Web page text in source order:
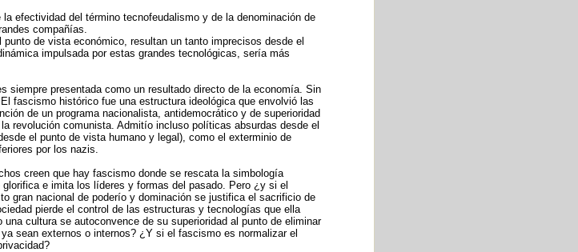
efectividad del término tecnofeudalismo y de la denominación de
compañías.
de vista económico, resultan un tanto imprecisos desde el
impulsada por estas grandes tecnológicas, sería más
siempre presentada como un resultado directo de la economía. Sin
fascismo histórico fue una estructura ideológica que envolvió las
de un programa nacionalista, antidemocrático y de superioridad
revolución comunista. Admitío incluso políticas absurdas desde el
el punto de vista humano y legal), como el exterminio de
por los nazis.
creen que hay fascismo donde se rescata la simbología
e imita los líderes y formas del pasado. Pero ¿y si el
gran nacional de poderío y dominación se justifica el sacrificio de
pierde el control de las estructuras y tecnologías que ella
cultura se autoconvence de su superioridad al punto de eliminar
sean externos o internos? ¿Y si el fascismo es normalizar el